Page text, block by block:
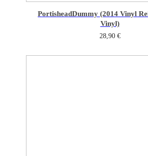
PortisheadDummy (2014 Vinyl
Vinyl)
28,90 €